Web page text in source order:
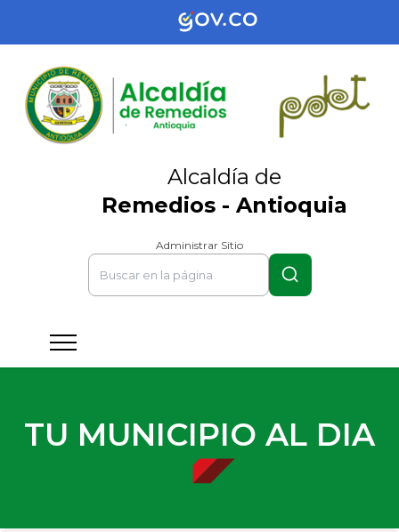
Alcaldía de
Remedios - Antioquia
Administrar Sitio
TU MUNICIPIO AL DIA